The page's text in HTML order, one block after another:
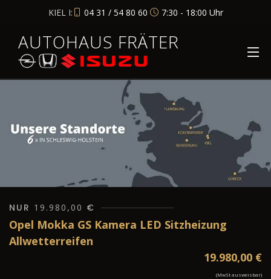
KIEL I: 04 31 / 54 80 60 7:30 - 18:00 Uhr
AUTOHAUS FRÄTER
NUR 19.980,00 €
Opel Mokka GS Kamera LED Sitzheizung
Allwetterreifen
19.980,00 €
(MwSt ausweisbar)